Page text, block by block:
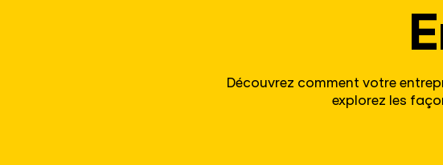
Découvrez comment votre
explorez les